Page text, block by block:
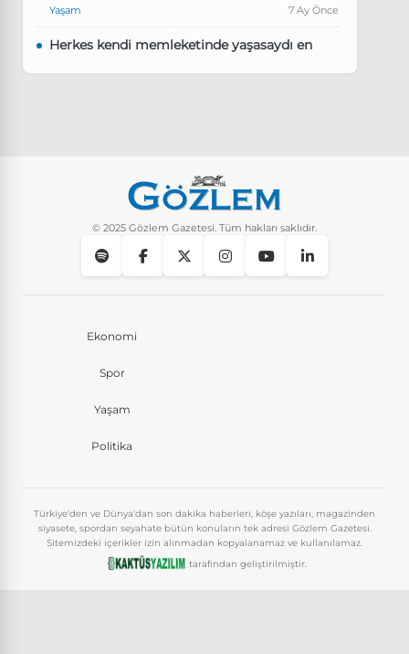
Yaşam 7 Ay Önce
Herkes kendi memleketinde yaşasaydı en
Instagram’da keşfet nasıl temizlenir?
© 2025 Gözlem Gazetesi. Tüm hakları saklıdır.
Ekonomi
Spor
Yaşam
Politika
Türkiye'den ve Dünya'dan son dakika haberleri, köşe yazıları, magazinden
siyasete, spordan seyahate bütün konuların tek adresi Gözlem Gazetesi.
Sitemizdeki içerikler izin alınmadan kopyalanamaz ve kullanılamaz.
tarafından geliştirilmiştir.